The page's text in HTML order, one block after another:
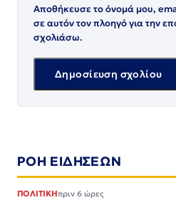
Αποθήκευσε το όνομά μου,
σε αυτόν τον πλοηγό για την
σχολιάσω.
ΡΟΗ ΕΙΔΗΣΕΩΝ
ΠΟΛΙΤΙΚΗπριν 6 ώρες